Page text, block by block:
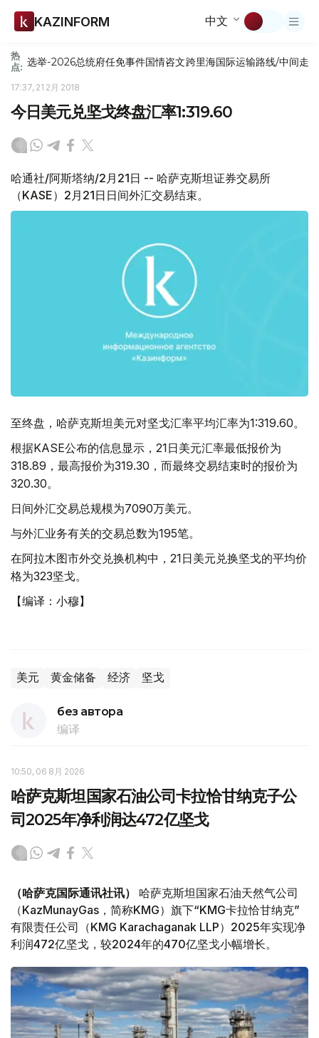
KAZINFORM 中文
热
点: 选举-2026总统府任免事件国情咨文跨里海国际运输路线/中间走廊
17:37, 21 2月 2018
今日美元兑坚戈终盘汇率1:319.60
哈通社/阿斯塔纳/2月21日 -- 哈萨克斯坦证券交易所
（KASE）2月21日日间外汇交易结束。
至终盘，哈萨克斯坦美元对坚戈汇率平均汇率为1:319.60。
根据KASE公布的信息显示，21日美元汇率最低报价为
318.89，最高报价为319.30，而最终交易结束时的报价为
320.30。
日间外汇交易总规模为7090万美元。
与外汇业务有关的交易总数为195笔。
在阿拉木图市外交兑换机构中，21日美元兑换坚戈的平均价
格为323坚戈。
【编译：小穆】
美元 黄金储备 经济 坚戈
без автора
编译
10:50, 06 8月 2026
哈萨克斯坦国家石油公司卡拉恰甘纳克子公
司2025年净利润达472亿坚戈
（哈萨克国际通讯社讯）
哈萨克斯坦国家石油天然气公司
（KazMunayGas，简称KMG）旗下“KMG卡拉恰甘纳克”
有限责任公司（KMG Karachaganak LLP）2025年实现净
利润472亿坚戈，较2024年的470亿坚戈小幅增长。